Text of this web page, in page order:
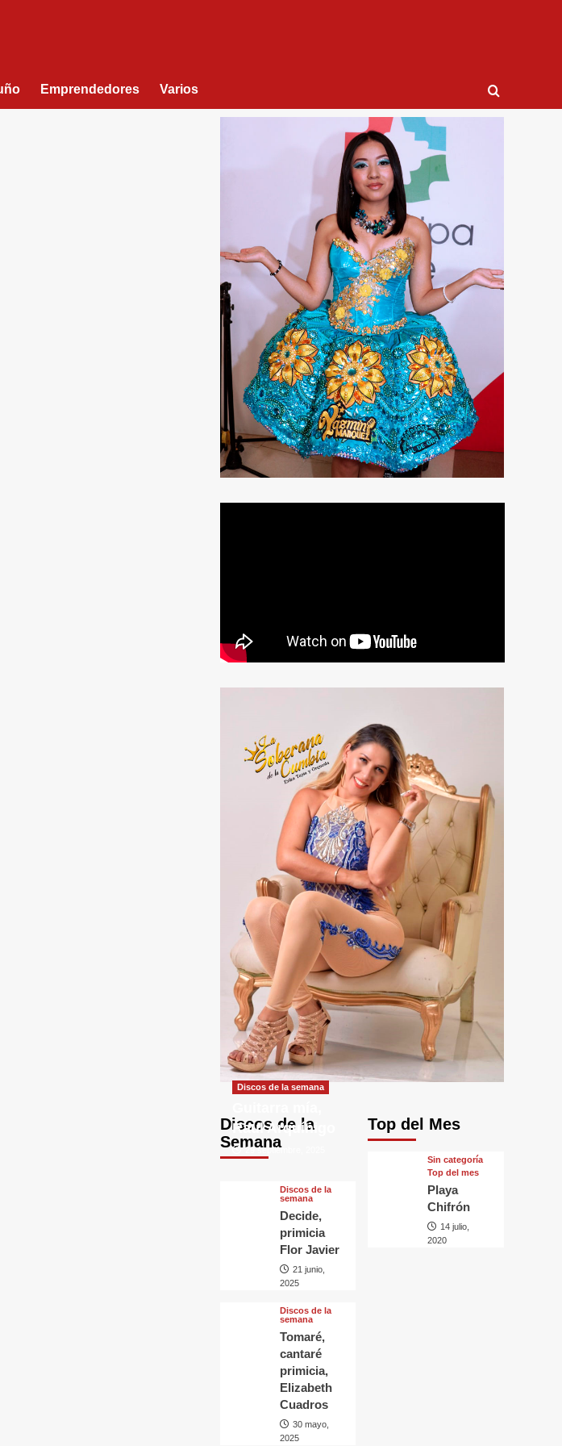
Emprendedores Varios
Discos de la
Semana
Discos de la semana
Raul Arquínigo
29 septiembre, 2025
Discos de la
semana
Decide,
primicia
Flor Javier
21 junio,
2025
Discos de la
semana
Tomaré,
cantaré
primicia,
Elizabeth
Cuadros
30 mayo,
2025
Top del Mes
Sin categorí­a
Top del mes
Playa
Chifrón
14 julio,
2020